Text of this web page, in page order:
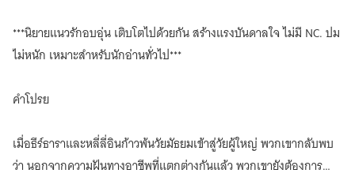
2
(เล่ม
จบ)
爱
情
***นิยายแนวรักอบอุ่น เติบโตไปด้วยกัน สร้างแรงบันดาลใจ ไม่มี NC. ปม
ไม่หนัก เหมาะสำหรับนักอ่านทั่วไป***
คำโปรย
เมื่อธีร์ธาราและหลี่ลี่อินก้าวพ้นวัยมัธยมเข้าสู่วัยผู้ใหญ่ พวกเขากลับพบ
ว่า นอกจากความฝันทางอาชีพที่แตกต่างกันแล้ว พวกเขายังต้องการ